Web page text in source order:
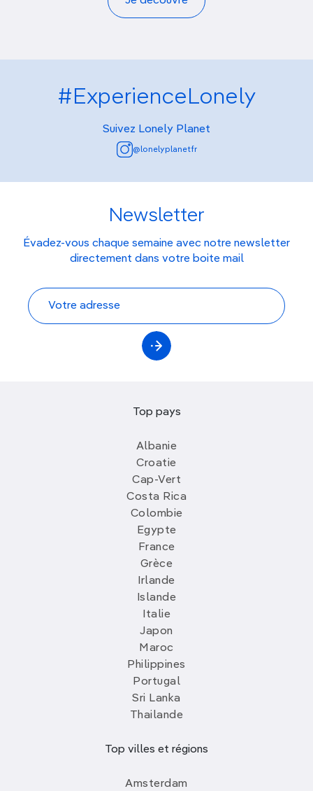
#ExperienceLonely
Suivez Lonely Planet
@lonelyplanetfr
Newsletter
Évadez-vous chaque semaine avec notre newsletter
directement dans votre boite mail
Top pays
Albanie
Croatie
Cap-Vert
Costa Rica
Colombie
Egypte
France
Grèce
Irlande
Islande
Italie
Japon
Maroc
Philippines
Portugal
Sri Lanka
Thailande
Top villes et régions
Amsterdam